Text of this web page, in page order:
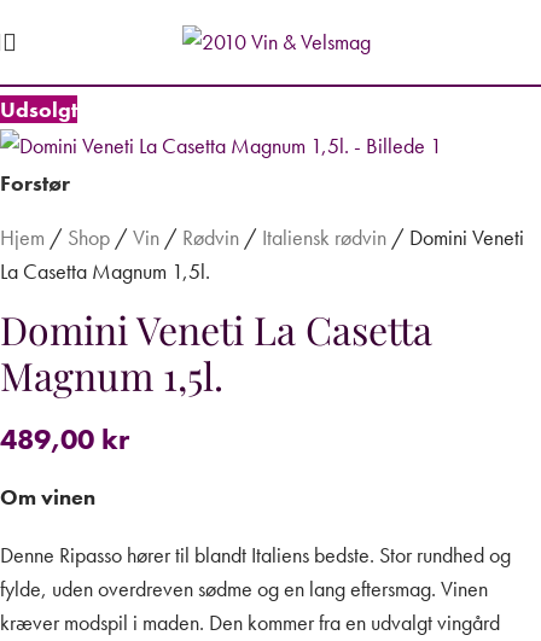
Udsolgt
Forstør
Hjem / Shop / Vin / Rødvin / Italiensk rødvin / Domini Veneti
La Casetta Magnum 1,5l.
Domini Veneti La Casetta
Magnum 1,5l.
489,00 kr
Om vinen
Denne Ripasso hører til blandt Italiens bedste. Stor rundhed og
fylde, uden overdreven sødme og en lang eftersmag. Vinen
kræver modspil i maden. Den kommer fra en udvalgt vingård